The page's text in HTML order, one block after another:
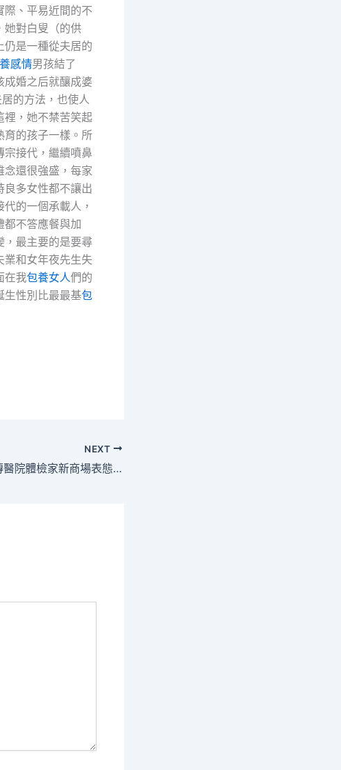
際、平易近間的不
她對白叟（的供
仍是一種從夫居的
感情男孩結了
成婚之后就釀成婆
的方法，也使人
，她不禁苦笑起
育的孩子一樣。所
宗接代，繼續噴鼻
念還很強盛，每家
良多女性都不讓出
的一個承載人，
都不答應餐與加
，最主要的是要尋
業和女年夜先生失
在我包養女人們的
生性別比最最基包
NEXT
上半年9秀傳醫院體檢家新商場表態京城 多彩商圈為生涯添姿